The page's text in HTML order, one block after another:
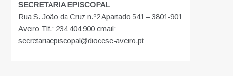
SECRETARIA EPISCOPAL
Rua S. João da Cruz n.º2 Apartado 541 – 3801-901
Aveiro Tlf.: 234 404 900 email:
secretariaepiscopal@diocese-aveiro.pt